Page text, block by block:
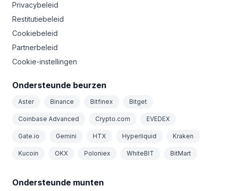
Privacybeleid
Restitutiebeleid
Cookiebeleid
Partnerbeleid
Cookie-instellingen
Ondersteunde beurzen
Aster Binance Bitfinex Bitget
Coinbase Advanced Crypto.com EVEDEX
Gate.io Gemini HTX Hyperliquid Kraken
Kucoin OKX Poloniex WhiteBIT BitMart
Ondersteunde munten